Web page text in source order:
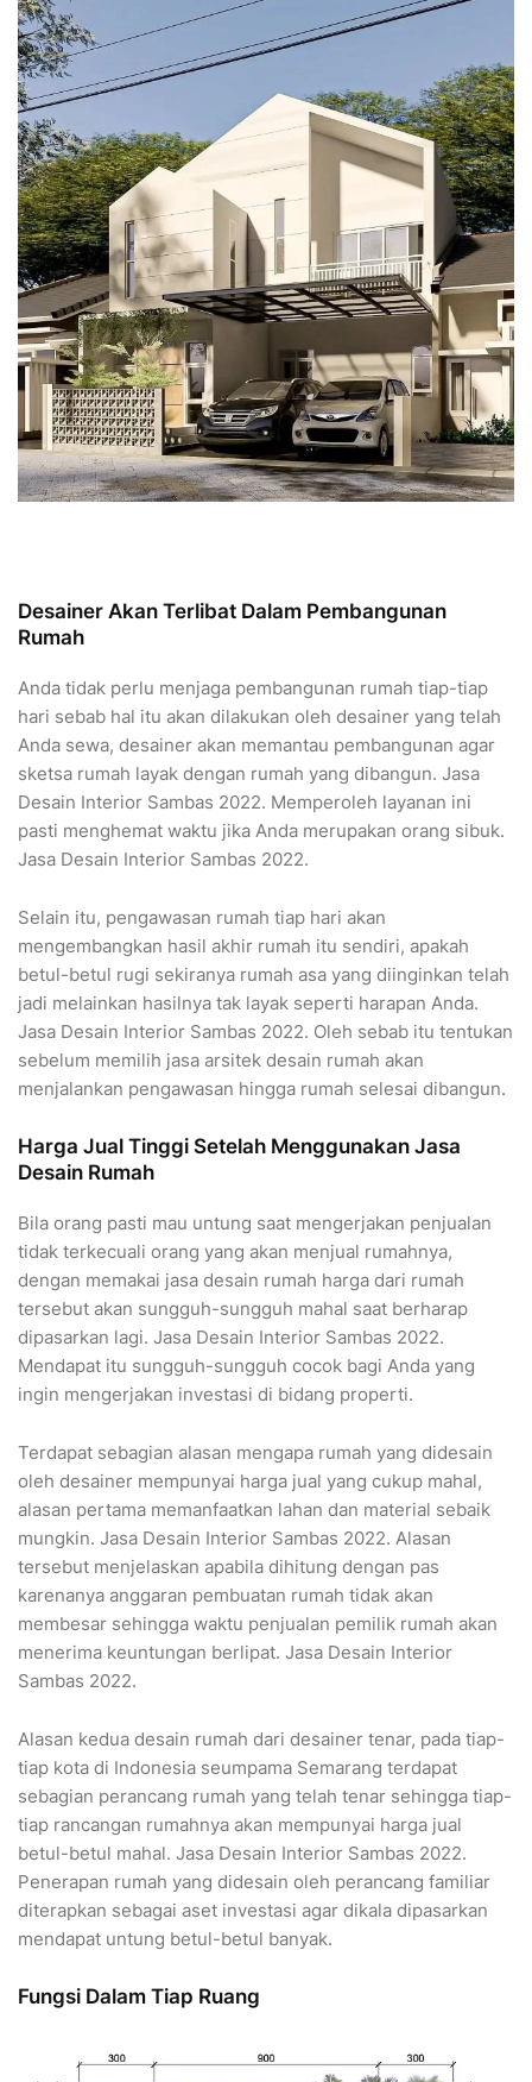
Desainer Akan Terlibat Dalam Pembangunan
Rumah
Anda tidak perlu menjaga pembangunan rumah tiap-tiap
hari sebab hal itu akan dilakukan oleh desainer yang telah
Anda sewa, desainer akan memantau pembangunan agar
sketsa rumah layak dengan rumah yang dibangun. Jasa
Desain Interior Sambas 2022. Memperoleh layanan ini
pasti menghemat waktu jika Anda merupakan orang sibuk.
Jasa Desain Interior Sambas 2022.
Selain itu, pengawasan rumah tiap hari akan
mengembangkan hasil akhir rumah itu sendiri, apakah
betul-betul rugi sekiranya rumah asa yang diinginkan telah
jadi melainkan hasilnya tak layak seperti harapan Anda.
Jasa Desain Interior Sambas 2022. Oleh sebab itu tentukan
sebelum memilih jasa arsitek desain rumah akan
menjalankan pengawasan hingga rumah selesai dibangun.
Harga Jual Tinggi Setelah Menggunakan Jasa
Desain Rumah
Bila orang pasti mau untung saat mengerjakan penjualan
tidak terkecuali orang yang akan menjual rumahnya,
dengan memakai jasa desain rumah harga dari rumah
tersebut akan sungguh-sungguh mahal saat berharap
dipasarkan lagi. Jasa Desain Interior Sambas 2022.
Mendapat itu sungguh-sungguh cocok bagi Anda yang
ingin mengerjakan investasi di bidang properti.
Terdapat sebagian alasan mengapa rumah yang didesain
oleh desainer mempunyai harga jual yang cukup mahal,
alasan pertama memanfaatkan lahan dan material sebaik
mungkin. Jasa Desain Interior Sambas 2022. Alasan
tersebut menjelaskan apabila dihitung dengan pas
karenanya anggaran pembuatan rumah tidak akan
membesar sehingga waktu penjualan pemilik rumah akan
menerima keuntungan berlipat. Jasa Desain Interior
Sambas 2022.
Alasan kedua desain rumah dari desainer tenar, pada tiap-
tiap kota di Indonesia seumpama Semarang terdapat
sebagian perancang rumah yang telah tenar sehingga tiap-
tiap rancangan rumahnya akan mempunyai harga jual
betul-betul mahal. Jasa Desain Interior Sambas 2022.
Penerapan rumah yang didesain oleh perancang familiar
diterapkan sebagai aset investasi agar dikala dipasarkan
mendapat untung betul-betul banyak.
Fungsi Dalam Tiap Ruang